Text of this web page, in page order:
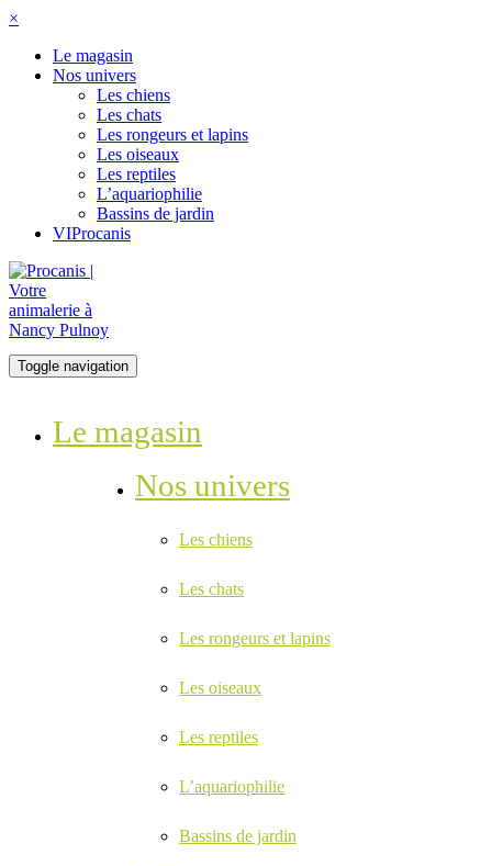
×
Le magasin
Nos univers
Les chiens
Les chats
Les rongeurs et lapins
Les oiseaux
Les reptiles
L’aquariophilie
Bassins de jardin
VIProcanis
Toggle navigation
Le magasin
Nos univers
Les chiens
Les chats
Les rongeurs et lapins
Les oiseaux
Les reptiles
L’aquariophilie
Bassins de jardin